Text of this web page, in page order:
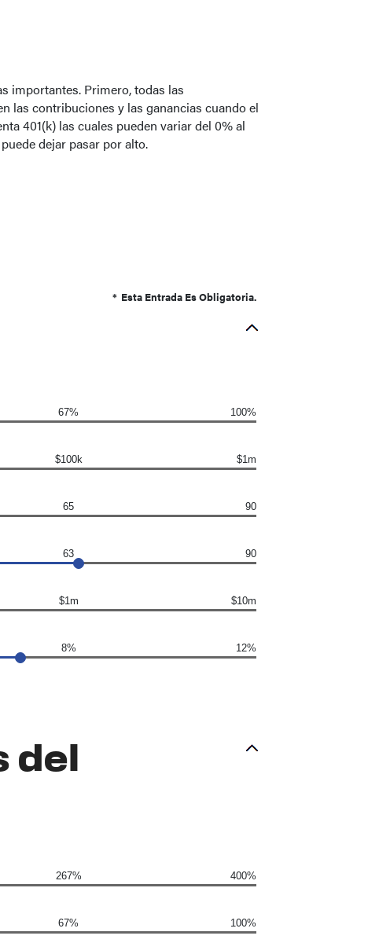
importantes. Primero, todas las
las contribuciones y las ganancias cuando el
401(k) las cuales pueden variar del 0% al
dejar pasar por alto.
* Esta Entrada Es Obligatoria.
67% 100%
$100k $1m
65 90
63 90
$1m $10m
8% 12%
del
267% 400%
67% 100%